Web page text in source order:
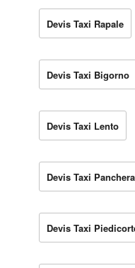
Devis Taxi Rapale
Devis Taxi Bigorno
Devis Taxi Lento
Devis Taxi
Devis Taxi